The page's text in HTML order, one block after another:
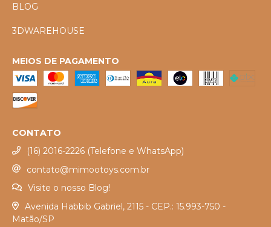
BLOG
3DWAREHOUSE
MEIOS DE PAGAMENTO
CONTATO
(16) 2016-2226 (Telefone e WhatsApp)
contato@mimootoys.com.br
Visite o nosso Blog!
Avenida Habbib Gabriel, 2115 - CEP.: 15.993-750 -
Matão/SP